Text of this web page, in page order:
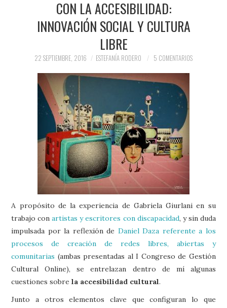
CON LA ACCESIBILIDAD:
INNOVACIÓN SOCIAL Y CULTURA
LIBRE
22 SEPTIEMBRE, 2016 ESTEFANÍA RODERO 5 COMENTARIOS
A propósito de la experiencia de Gabriela Giurlani en su
trabajo conartistas y escritores con discapacidad, y sin duda
impulsada por la reflexión de Daniel Daza referente a los
procesos de creación de redes libres, abiertas y
comunitarias (ambas presentadas al I Congreso de Gestión
Cultural Online), se entrelazan dentro de mí algunas
cuestiones sobrela accesibilidad cultural.
Junto a otros elementos clave que configuran lo que